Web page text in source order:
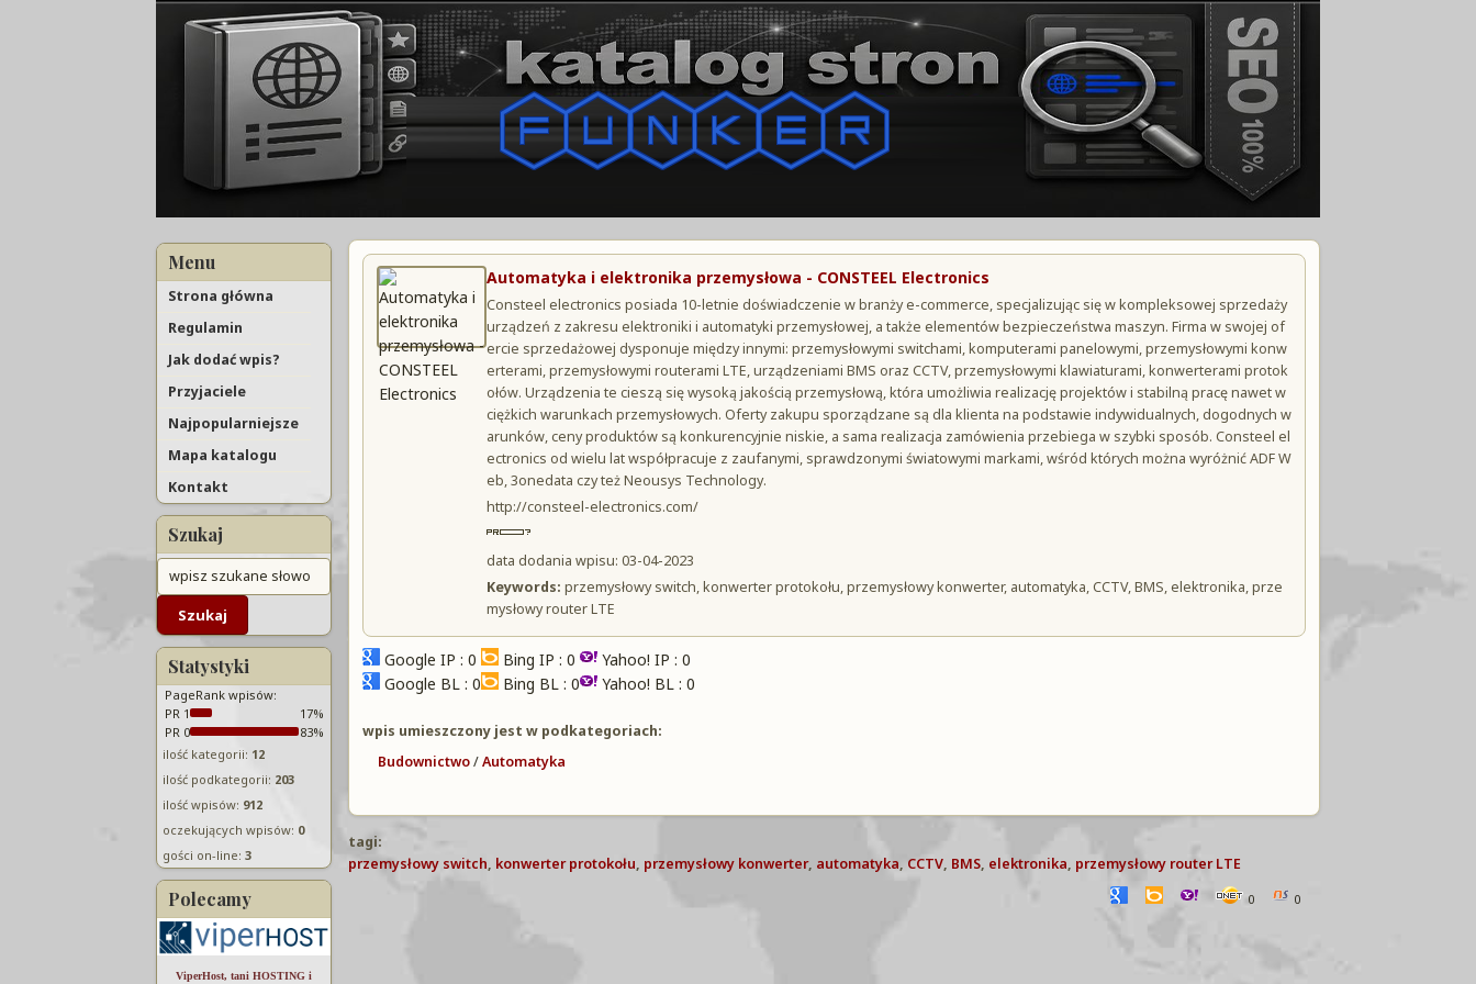
Menu
Strona główna
Regulamin
Jak dodać wpis?
Przyjaciele
Najpopularniejsze
Mapa katalogu
Kontakt
Szukaj
Statystyki
PageRank wpisów:
PR 1
17%
PR 0
83%
ilość kategorii: 12
ilość podkategorii: 203
ilość wpisów: 912
oczekujących wpisów: 0
gości on-line: 3
Polecamy
ViperHost, tani HOSTING i
Automatyka i elektronika przemysłowa - CONSTEEL Electronics
Consteel electronics posiada 10-letnie doświadczenie w branży e-commerce, specjalizując się w kompleksowej sprzedaży
urządzeń z zakresu elektroniki i automatyki przemysłowej, a także elementów bezpieczeństwa maszyn. Firma w swojej of
ercie sprzedażowej dysponuje między innymi: przemysłowymi switchami, komputerami panelowymi, przemysłowymi konw
erterami, przemysłowymi routerami LTE, urządzeniami BMS oraz CCTV, przemysłowymi klawiaturami, konwerterami protok
ołów. Urządzenia te cieszą się wysoką jakością przemysłową, która umożliwia realizację projektów i stabilną pracę nawet w
ciężkich warunkach przemysłowych. Oferty zakupu sporządzane są dla klienta na podstawie indywidualnych, dogodnych w
arunków, ceny produktów są konkurencyjnie niskie, a sama realizacja zamówienia przebiega w szybki sposób. Consteel el
ectronics od wielu lat współpracuje z zaufanymi, sprawdzonymi światowymi markami, wśród których można wyróżnić ADF W
eb, 3onedata czy też Neousys Technology.
http://consteel-electronics.com/
data dodania wpisu: 03-04-2023
Keywords: przemysłowy switch, konwerter protokołu, przemysłowy konwerter, automatyka, CCTV, BMS, elektronika, prze
mysłowy router LTE
Google IP : 0 Bing IP : 0
Yahoo! IP : 0
Google BL : 0
Bing BL : 0 Yahoo! BL : 0
wpis umieszczony jest w podkategoriach:
Budownictwo/Automatyka
tagi:
przemysłowy switch, konwerter protokołu, przemysłowy konwerter, automatyka, CCTV, BMS, elektronika, przemysłowy router LTE
0 0